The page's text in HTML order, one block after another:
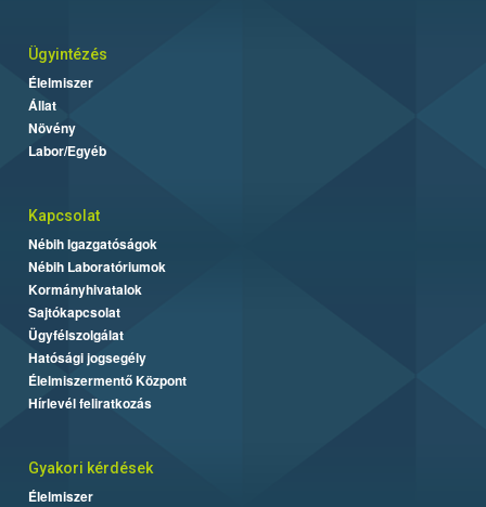
Ügyintézés
Élelmiszer
Állat
Növény
Labor/Egyéb
Kapcsolat
Nébih Igazgatóságok
Nébih Laboratóriumok
Kormányhivatalok
Sajtókapcsolat
Ügyfélszolgálat
Hatósági jogsegély
Élelmiszermentő Központ
Hírlevél feliratkozás
Gyakori kérdések
Élelmiszer